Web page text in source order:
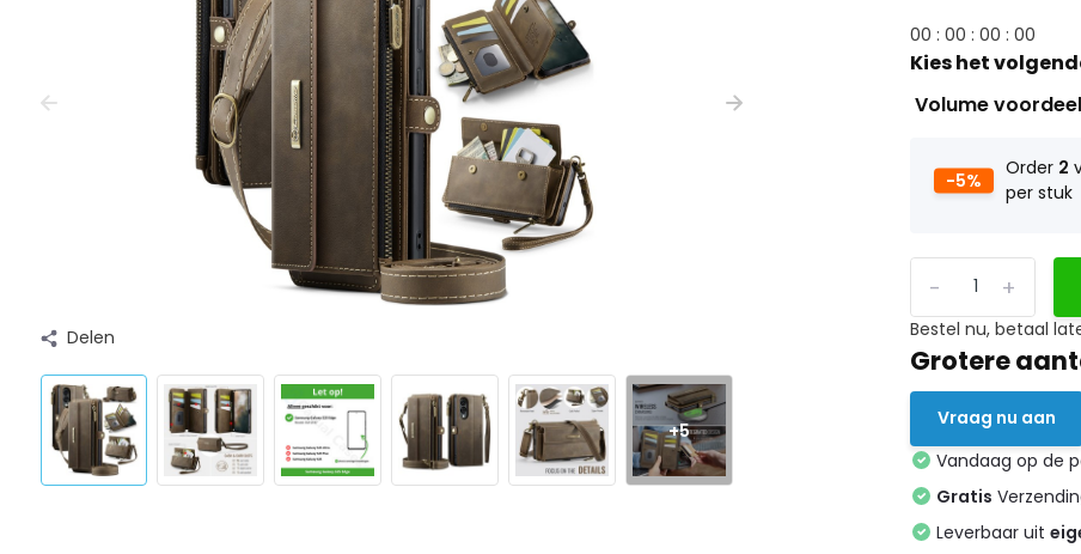
Delen
+5
00 :00 :00 :00
Kies het
Volume
-5%
Order 2
per stuk
+
-
Bestel nu, betaal
Grotere
Vraag nu aan
Vandaag op de
Gratis
Leverbaar uit